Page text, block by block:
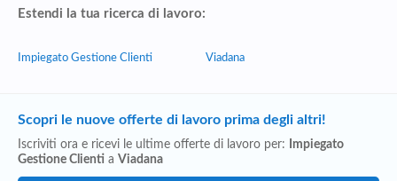
Estendi la tua ricerca di lavoro:
Impiegato Gestione Clienti Viadana
Scopri le nuove offerte di lavoro prima degli altri!
Iscriviti ora e ricevi le ultime offerte di lavoro per:
Impiegato
Gestione Clienti a Viadana